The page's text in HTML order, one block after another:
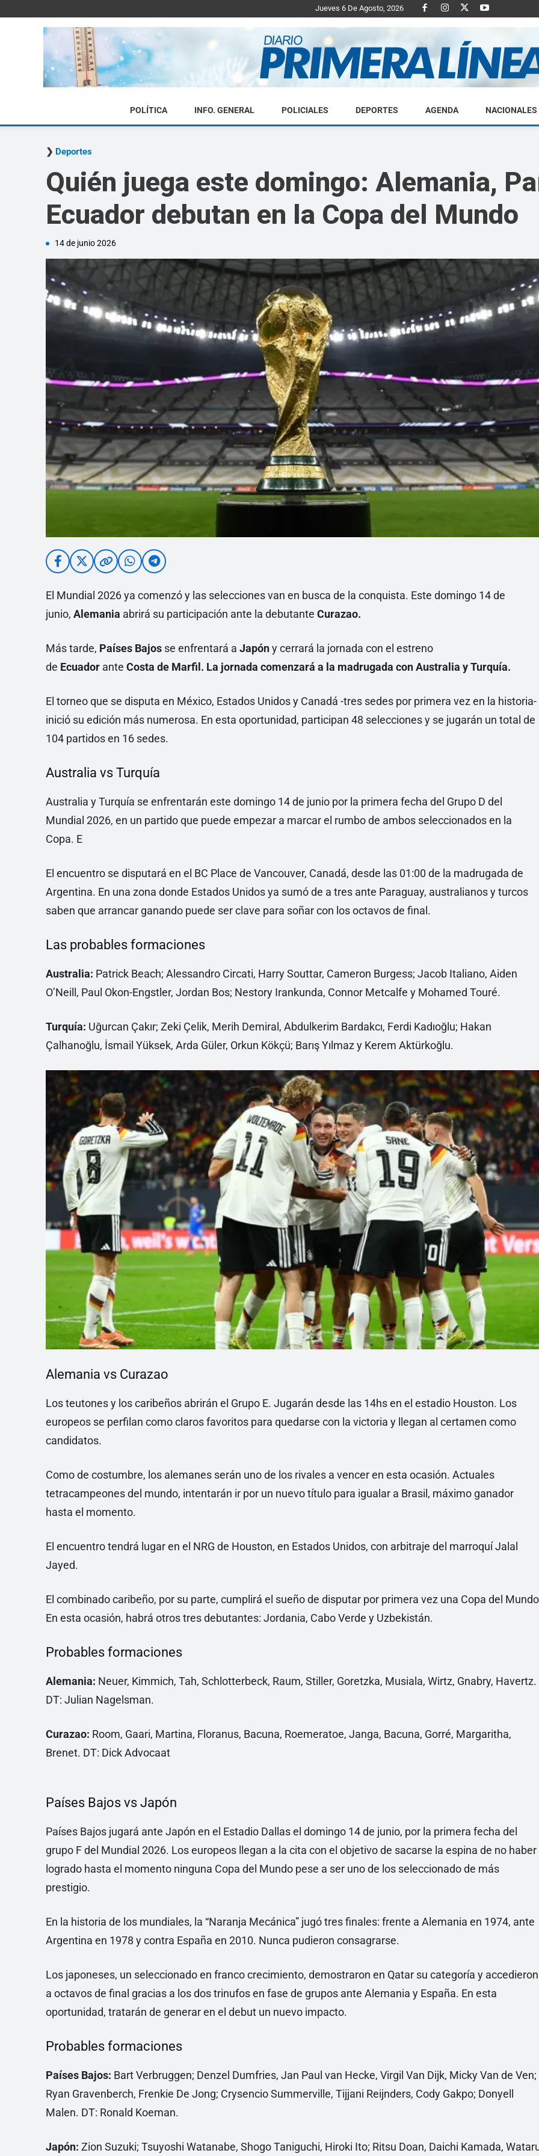
Jueves 6 De Agosto, 2026
Diario
Primera
Linea
POLÍTICA INFO. GENERAL POLICIALES DEPORTES AGENDA NACIONALES
Deportes
Quién juega este domingo: Alemania,
Ecuador debutan en la Copa del Mundo
14 de junio 2026
El Mundial 2026 ya comenzó y las selecciones van en busca de la conquista. Este domingo 14 de
junio, Alemania abrirá su participación ante la debutante Curazao.
Más tarde, Países Bajos se enfrentará a Japóny cerrará la jornada con el estreno
de Ecuador ante Costa de Marfil. La jornada comenzará a la madrugada con Australia y Turquía.
El torneo que se disputa en México, Estados Unidos y Canadá -tres sedes por primera vez en la historia-
inició su edición más numerosa. En esta oportunidad, participan 48 selecciones y se jugarán un total de
104 partidos en 16 sedes.
Australia vs Turquía
Australia y Turquía se enfrentarán este domingo 14 de junio por la primera fecha del Grupo D del
Mundial 2026, en un partido que puede empezar a marcar el rumbo de ambos seleccionados en la
Copa. E
El encuentro se disputará en el BC Place de Vancouver, Canadá, desde las 01:00 de la madrugada de
Argentina. En una zona donde Estados Unidos ya sumó de a tres ante Paraguay, australianos y turcos
saben que arrancar ganando puede ser clave para soñar con los octavos de final.
Las probables formaciones
Australia: Patrick Beach; Alessandro Circati, Harry Souttar, Cameron Burgess; Jacob Italiano, Aiden
O’Neill, Paul Okon-Engstler, Jordan Bos; Nestory Irankunda, Connor Metcalfe y Mohamed Touré.
Turquía: Uğurcan Çakır; Zeki Çelik, Merih Demiral, Abdulkerim Bardakcı, Ferdi Kadıoğlu; Hakan
Çalhanoğlu, İsmail Yüksek, Arda Güler, Orkun Kökçü; Barış Yılmaz y Kerem Aktürkoğlu.
Alemania vs Curazao
Los teutones y los caribeños abrirán el Grupo E. Jugarán desde las 14hs en el estadio Houston. Los
europeos se perfilan como claros favoritos para quedarse con la victoria y llegan al certamen como
candidatos.
Como de costumbre, los alemanes serán uno de los rivales a vencer en esta ocasión. Actuales
tetracampeones del mundo, intentarán ir por un nuevo título para igualar a Brasil, máximo ganador
hasta el momento.
El encuentro tendrá lugar en el NRG de Houston, en Estados Unidos, con arbitraje del marroquí Jalal
Jayed.
El combinado caribeño, por su parte, cumplirá el sueño de disputar por primera vez una Copa del
En esta ocasión, habrá otros tres debutantes: Jordania, Cabo Verde y Uzbekistán.
Probables formaciones
Alemania: Neuer, Kimmich, Tah, Schlotterbeck, Raum, Stiller, Goretzka, Musiala, Wirtz, Gnabry, Havertz.
DT: Julian Nagelsman.
Curazao: Room, Gaari, Martina, Floranus, Bacuna, Roemeratoe, Janga, Bacuna, Gorré, Margaritha,
Brenet. DT: Dick Advocaat
Países Bajos vs Japón
Países Bajos jugará ante Japón en el Estadio Dallas el domingo 14 de junio, por la primera fecha del
grupo F del Mundial 2026. Los europeos llegan a la cita con el objetivo de sacarse la espina de no haber
logrado hasta el momento ninguna Copa del Mundo pese a ser uno de los seleccionado de más
prestigio.
En la historia de los mundiales, la “Naranja Mecánica” jugó tres finales: frente a Alemania en 1974, ante
Argentina en 1978 y contra España en 2010. Nunca pudieron consagrarse.
Los japoneses, un seleccionado en franco crecimiento, demostraron en Qatar su categoría y accedieron
a octavos de final gracias a los dos trinufos en fase de grupos ante Alemania y España. En esta
oportunidad, tratarán de generar en el debut un nuevo impacto.
Probables formaciones
Países Bajos: Bart Verbruggen; Denzel Dumfries, Jan Paul van Hecke, Virgil Van Dijk, Micky Van de Ven;
Ryan Gravenberch, Frenkie De Jong; Crysencio Summerville, Tijjani Reijnders, Cody Gakpo; Donyell
Malen. DT: Ronald Koeman.
Japón: Zion Suzuki; Tsuyoshi Watanabe, Shogo Taniguchi, Hiroki Ito; Ritsu Doan, Daichi Kamada,